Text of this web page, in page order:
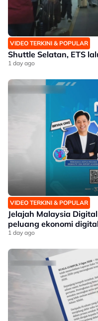
VIDEO TERKINI & POPULAR
Shuttle Selatan, ETS
1 day ago
VIDEO TERKINI & POPULAR
Jelajah Malaysia
peluang ekonomi
1 day ago